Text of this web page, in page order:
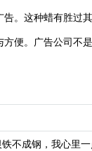
。这种蜡有胜过
便。广告公司不
不成钢，我心里